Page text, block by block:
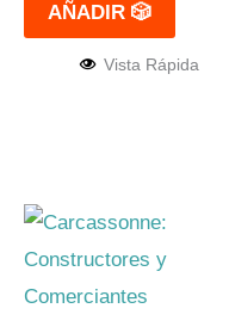
AÑADIR 🎲
Vista Rápida